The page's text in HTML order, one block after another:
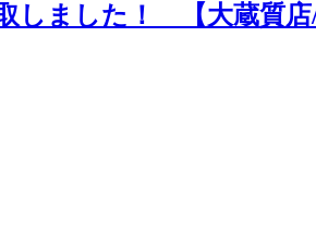
しました！ 【大蔵質店/